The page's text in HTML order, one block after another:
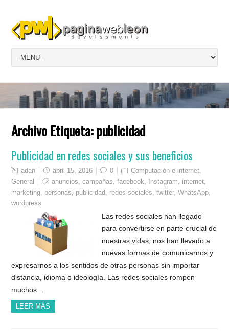
Archivo Etiqueta:publicidad
Publicidad en redes sociales y sus beneficios
adan abril 15, 2016 0 Computación e internet
General
anuncios ,campañas ,facebook Instagram internet
marketing personas publicidad redes sociales ,twitter,WhatsApp
wordpress
Las redes sociales han llegado
para convertirse en parte crucial de
nuestras vidas, nos han llevado a
nuevas formas de comunicarnos y
expresarnos a los sentidos de otras personas sin importar
distancia, idioma o ideología. Las redes sociales rompen
muchos…
LEER MÁS